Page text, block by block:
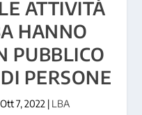
ATTIVITÀ
HANNO
PUBBLICO
PERSONE
Ott 7, 2022 | LBA